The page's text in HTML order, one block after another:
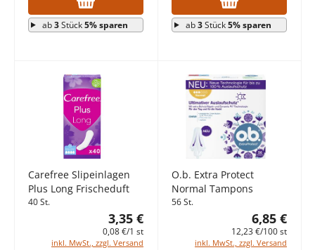
ab3Stück5% sparen ab3Stück5% sparen
Carefree Slipeinlagen
Plus Long Frischeduft
40 St.
3,35 €
0,08 €/1 st
inkl. MwSt., zzgl. Versand
O.b. Extra Protect
Normal Tampons
56 St.
6,85 €
12,23 €/100 st
inkl. MwSt., zzgl. Versand